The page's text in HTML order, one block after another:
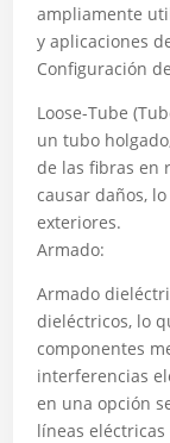
ampliamente
y aplicaciones
Configuración
Loose-Tube
un tubo
de las fibras en
causar daños,
exteriores.
Armado:
Armado
dieléctricos, lo
componentes
interferencias
en una opción
líneas